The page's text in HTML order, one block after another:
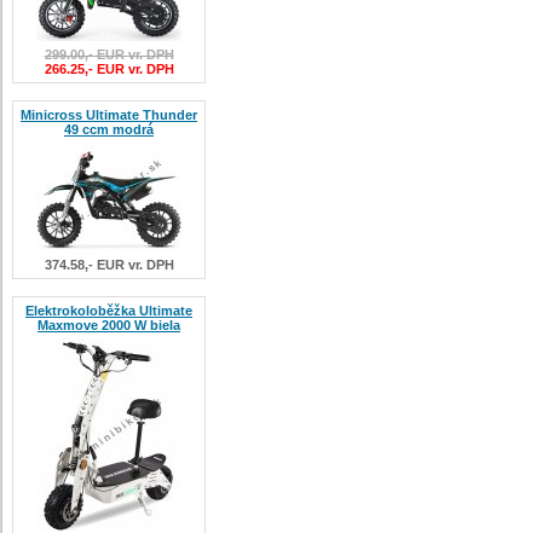
299.00,- EUR vr. DPH
266.25,- EUR vr. DPH
Minicross Ultimate Thunder
49 ccm modrá
374.58,- EUR vr. DPH
Elektrokoloběžka Ultimate
Maxmove 2000 W biela